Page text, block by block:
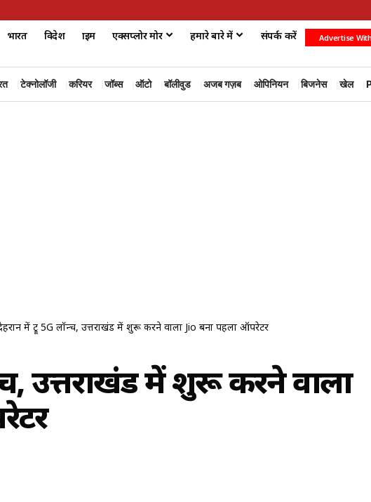
भारत विदेश क्राइम एक्सप्लोर मोर हमारे बारे में संपर्क करें Advertise
टेक्नोलॉजी करियर जॉब्स ऑटो बॉलीवुड अजब गज़ब ओपिनियन बिजनेस खेल
में ट्रू 5G लॉन्च, उत्तराखंड में शुरू करने वाला Jio बना पहला ऑपरेटर
उत्तराखंड में शुरू करने वाला